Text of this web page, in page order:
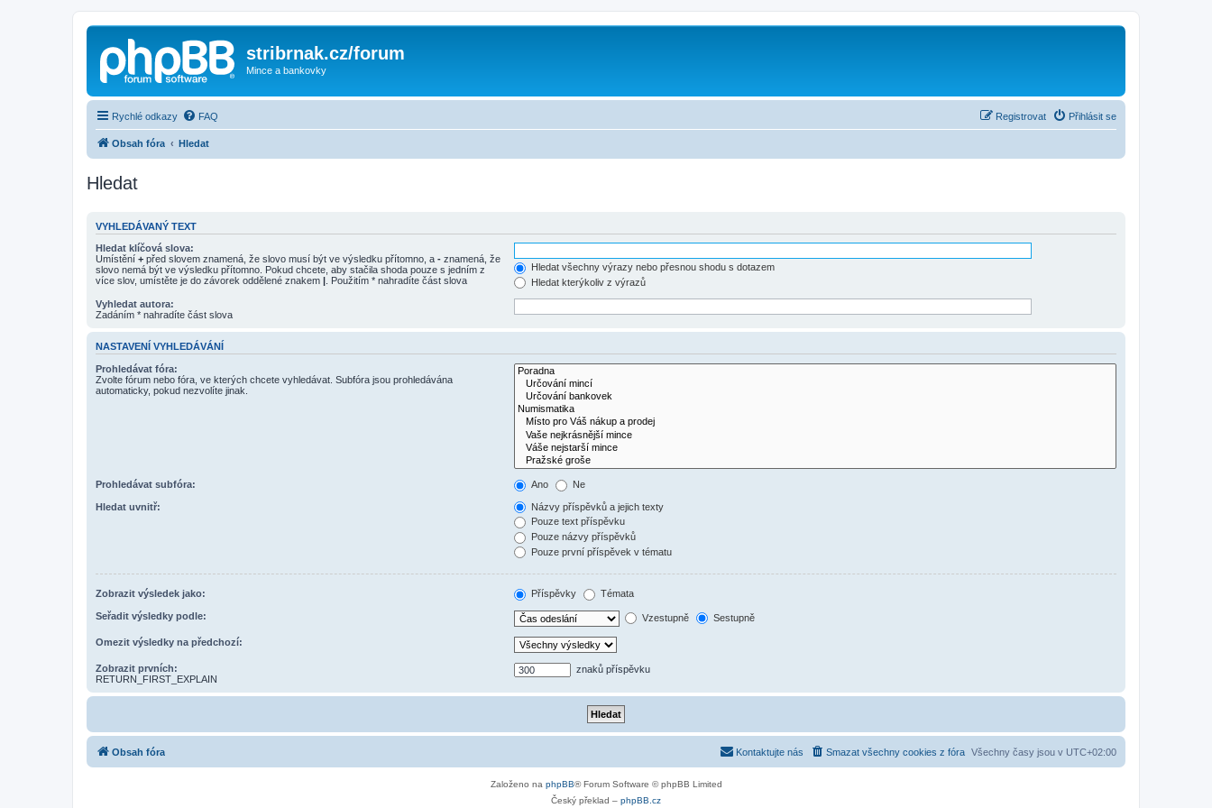
stribrnak.cz/forum
Mince a bankovky
Rychlé odkazy FAQ Přihlásit se
Registrovat
Obsah fóra Hledat
Hledat
VYHLEDÁVANÝ TEXT
Hledat klíčová slova:
Umístění + před slovem znamená, že slovo musí být ve výsledku přítomno, a - znamená, že
slovo nemá být ve výsledku přítomno. Pokud chcete, aby stačila shoda pouze s jedním z
více slov, umístěte je do závorek oddělené znakem | . Použitím * nahradíte část slova
Hledat všechny výrazy nebo přesnou shodu s dotazem
Hledat kterýkoliv z výrazů
Vyhledat autora:
Zadáním * nahradíte část slova
NASTAVENÍ VYHLEDÁVÁNÍ
Prohledávat fóra:
Zvolte fórum nebo fóra, ve kterých chcete vyhledávat. Subfóra jsou prohledávána
automaticky, pokud nezvolíte jinak.
Prohledávat subfóra: Ano Ne
Hledat uvnitř:
Názvy příspěvků a jejich texty
Pouze text příspěvku
Pouze názvy příspěvků
Pouze první příspěvek v tématu
Zobrazit výsledek jako: Příspěvky Témata
Seřadit výsledky podle: Vzestupně Sestupně
Omezit výsledky na předchozí:
Zobrazit prvních:
RETURN_FIRST_EXPLAIN
znaků příspěvku
Obsah fóra Všechny časy jsou v UTC+02:00
Smazat všechny cookies z fóra
Kontaktujte nás
Založeno na phpBB® Forum Software © phpBB Limited
Český překlad – phpBB.cz